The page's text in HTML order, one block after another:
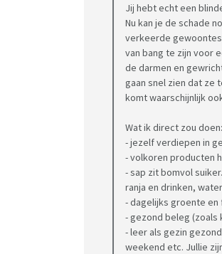
Jij hebt echt een
Nu kan je de schade
verkeerde
van bang te zijn voor
de darmen en
gaan snel zien dat ze
komt waarschijnlijk
Wat ik direct zou doen:
- jezelf verdiepen in
- volkoren producten
- sap zit bomvol
ranja en drinken,
- dagelijks groente en
- gezond beleg (zoals
- leer als gezin
weekend etc. Jullie